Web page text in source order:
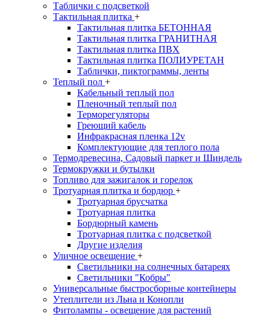
Таблички с подсветкой
Тактильная плитка +
Тактильная плитка БЕТОННАЯ
Тактильная плитка ГРАНИТНАЯ
Тактильная плитка ПВХ
Тактильная плитка ПОЛИУРЕТАН
Таблички, пиктограммы, ленты
Теплый пол +
Кабельный теплый пол
Пленочный теплый пол
Терморегуляторы
Греющий кабель
Инфракрасная пленка 12v
Комплектующие для теплого пола
Термодревесина, Садовый паркет и Шиндель
Термокружки и бутылки
Топливо для зажигалок и горелок
Тротуарная плитка и бордюр +
Тротуарная брусчатка
Тротуарная плитка
Бордюрный камень
Тротуарная плитка с подсветкой
Другие изделия
Уличное освещение +
Светильники на солнечных батареях
Светильники "Кобры"
Универсальные быстросборные контейнеры
Утеплители из Льна и Конопли
Фитолампы - освещение для растений